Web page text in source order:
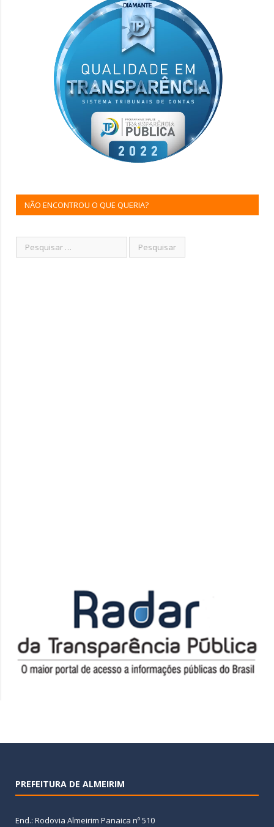
NÃO ENCONTROU O QUE QUERIA?
PREFEITURA DE ALMEIRIM
End.: Rodovia Almeirim Panaica nº 510